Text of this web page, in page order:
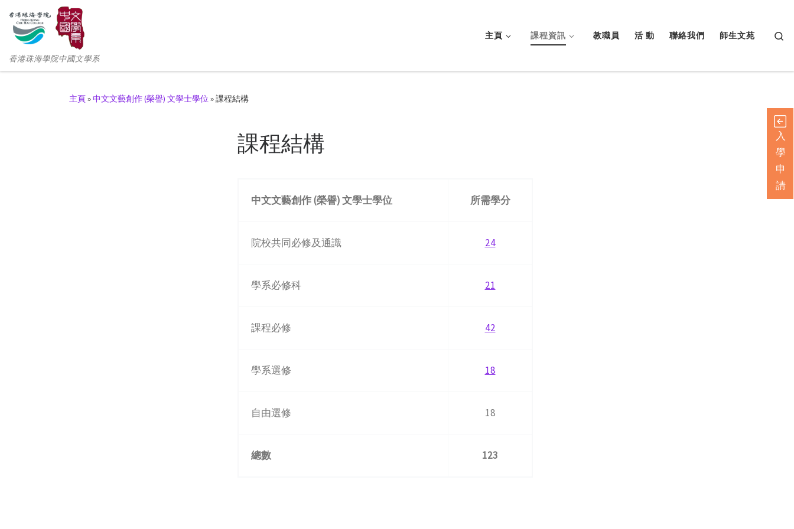
香港珠海學院中國文學系
主頁 課程資訊 教職員 活 動 聯絡我們 師生文苑
主頁»中文文藝創作 (榮譽) 文學士學位 »課程結構
課程結構
中文文藝創作 (榮譽)文學士學位 所需學分
院校共同必修及通識 24
學系必修科 21
課程必修 42
學系選修 18
自由選修 18
總數 123
入
學
申
請